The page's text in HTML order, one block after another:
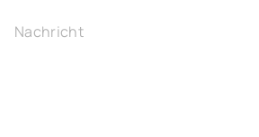
Nachricht